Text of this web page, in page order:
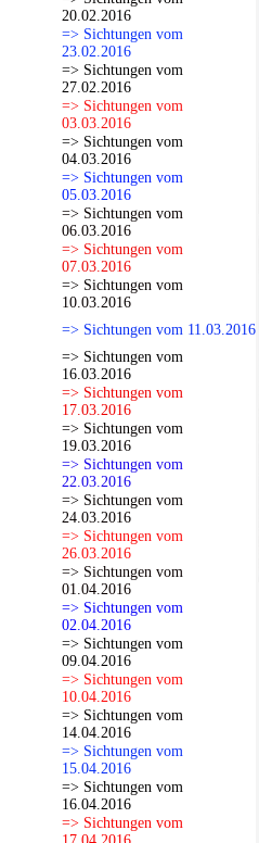
20.02.2016
=> Sichtungen vom
23.02.2016
=> Sichtungen vom
27.02.2016
=> Sichtungen vom
03.03.2016
=> Sichtungen vom
04.03.2016
=> Sichtungen vom
05.03.2016
=> Sichtungen vom
06.03.2016
=> Sichtungen vom
07.03.2016
=> Sichtungen vom
10.03.2016
=> Sichtungen vom 11.03.2016
=> Sichtungen vom
16.03.2016
=> Sichtungen vom
17.03.2016
=> Sichtungen vom
19.03.2016
=> Sichtungen vom
22.03.2016
=> Sichtungen vom
24.03.2016
=> Sichtungen vom
26.03.2016
=> Sichtungen vom
01.04.2016
=> Sichtungen vom
02.04.2016
=> Sichtungen vom
09.04.2016
=> Sichtungen vom
10.04.2016
=> Sichtungen vom
14.04.2016
=> Sichtungen vom
15.04.2016
=> Sichtungen vom
16.04.2016
=> Sichtungen vom